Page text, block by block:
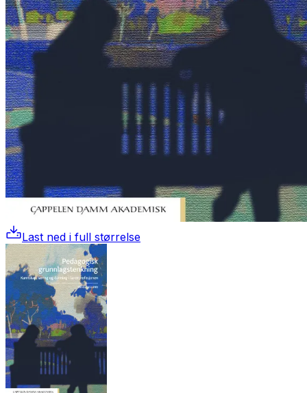
Last ned i full størrelse